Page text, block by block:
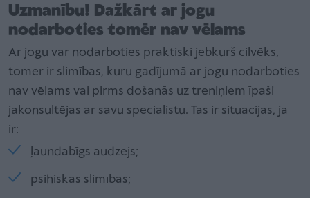
Uzmanību! Dažkārt ar jogu
nodarboties tomēr nav vēlams
Ar jogu var nodarboties praktiski jebkurš cilvēks,
tomēr ir slimības, kuru gadījumā ar jogu nodarboties
nav vēlams vai pirms došanās uz treniņiem īpaši
jākonsultējas ar savu speciālistu. Tas ir situācijās, ja
ir:
ļaundabīgs audzējs;
psihiskas slimības;